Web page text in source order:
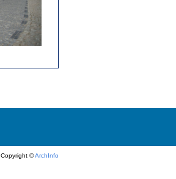
Copyright ©ArchInfo